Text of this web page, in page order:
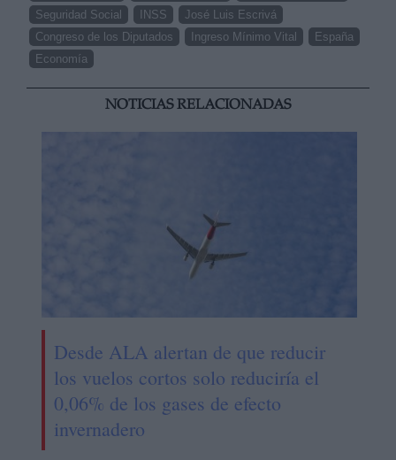
Seguridad Social
INSS
José Luis Escrivá
Congreso de los Diputados
Ingreso Mínimo Vital
España
Economía
NOTICIAS RELACIONADAS
Desde ALA alertan de que reducir
los vuelos cortos solo reduciría el
0,06% de los gases de efecto
invernadero